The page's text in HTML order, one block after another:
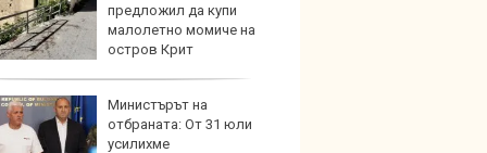
предложил да купи
малолетно момиче на
остров Крит
Министърът на
отбраната: От 31 юли
усилихме